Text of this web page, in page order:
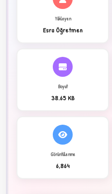
Yükleyen
Esra Öğretmen
Boyut
38.65 KB
Görüntülenme
6,864